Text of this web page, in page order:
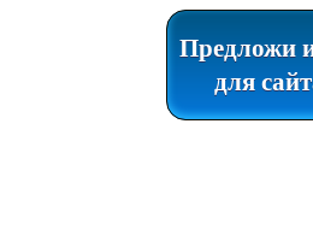
Предложи
для